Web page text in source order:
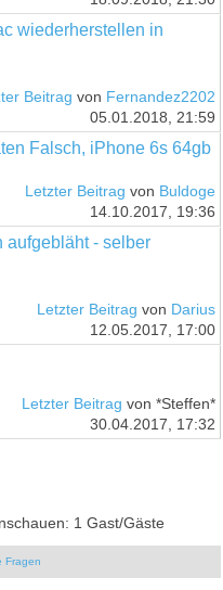
wiederherstellen in
Beitrag von Fernandez2202
05.01.2018, 21:59
Falsch, iPhone 6s 64gb
Letzter Beitrag von Buldoge
14.10.2017, 19:36
aufgebläht - selber
Letzter Beitrag von Darius
12.05.2017, 17:00
Letzter Beitrag von *Steffen*
30.04.2017, 17:32
1 Gast/Gäste
Fragen